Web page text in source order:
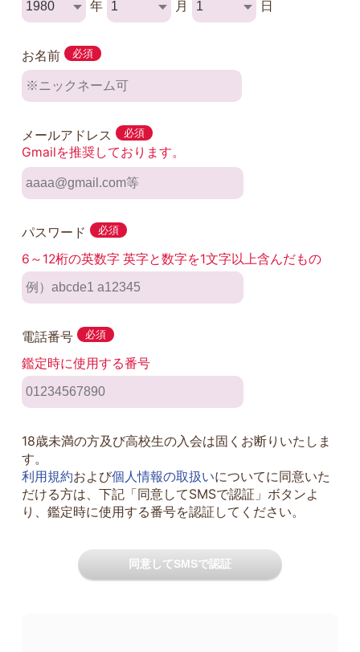
年 月 日
お名前 必須
メールアドレス 必須
Gmailを推奨しております。
パスワード 必須
6～12桁の英数字 英字と数字を1文字以上含んだもの
電話番号 必須
鑑定時に使用する番号
18歳未満の方及び高校生の入会は固くお断りいたしま
す。
利用規約および個人情報の取扱いについてに同意いた
だける方は、下記「同意してSMSで認証」ボタンよ
り、鑑定時に使用する番号を認証してください。
同意してSMSで認証